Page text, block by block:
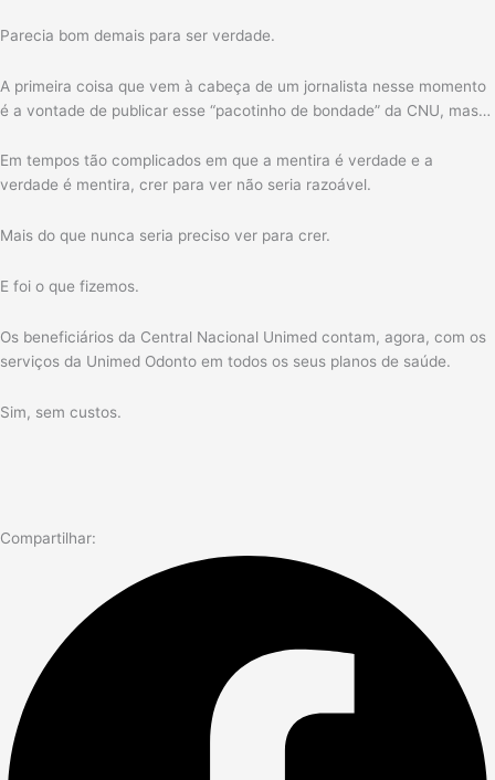
Parecia bom demais para ser verdade.
A primeira coisa que vem à cabeça de um jornalista nesse momento
é a vontade de publicar esse “pacotinho de bondade” da CNU, mas…
Em tempos tão complicados em que a mentira é verdade e a
verdade é mentira, crer para ver não seria razoável.
Mais do que nunca seria preciso ver para crer.
E foi o que fizemos.
Os beneficiários da Central Nacional Unimed contam, agora, com os
serviços da Unimed Odonto em todos os seus planos de saúde.
Sim, sem custos.
Compartilhar: